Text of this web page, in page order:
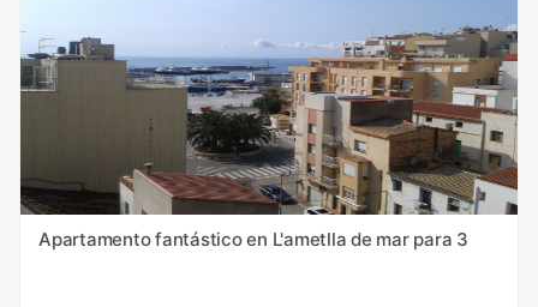
Apartamento fantástico en L'ametlla de mar para 3